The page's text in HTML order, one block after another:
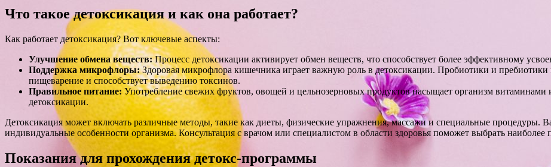
Что такое детоксикация и как она работает?
Как работает детоксикация? Вот ключевые аспекты:
Улучшение обмена веществ:Процесс детоксикации активирует обмен веществ, что способствует более эффективному
Поддержка микрофлоры:Здоровая микрофлора кишечника играет важную роль в детоксикации. Пробиотики и пребиотики
пищеварение и способствует выведению токсинов.
Правильное питание: Употребление свежих фруктов, овощей и цельнозерновых продуктов насыщает организм
детоксикации.
Детоксикация может включать различные методы, такие как диеты, физические упражнения, массажи и специальные процедуры.
индивидуальные особенности организма. Консультация с врачом или специалистом в области здоровья поможет выбрать
Показания для прохождения детокс-программы